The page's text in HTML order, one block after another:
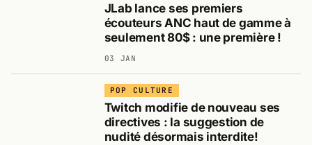
JLab lance ses premiers
écouteurs ANC haut de gamme à
seulement 80$ : une première !
03 JAN
POP CULTURE
Twitch modifie de nouveau ses
directives : la suggestion de
nudité désormais interdite!